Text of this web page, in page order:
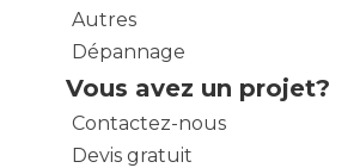
Autres
Dépannage
Vous avez un projet?
Contactez-nous
Devis gratuit